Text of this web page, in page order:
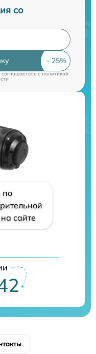
со
cполитикой
по
сайте